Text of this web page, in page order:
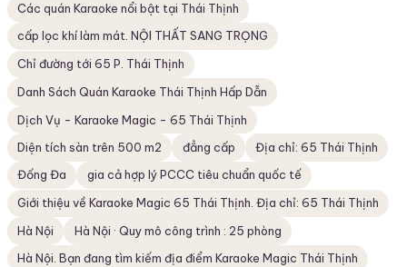
Các quán Karaoke nổi bật tại Thái Thịnh
cấp lọc khí làm mát. NỘI THẤT SANG TRỌNG
Chỉ đường tới 65 P. Thái Thịnh
Danh Sách Quán Karaoke Thái Thịnh Hấp Dẫn
Dịch Vụ - Karaoke Magic - 65 Thái Thịnh
Diện tích sàn trên 500 m2
đẳng cấp
Địa chỉ: 65 Thái Thịnh
Đống Đa
gia cả hợp lý PCCC tiêu chuẩn quốc tế
Giới thiệu về Karaoke Magic 65 Thái Thịnh. Địa chỉ: 65 Thái Thịnh
Hà Nội
Hà Nội · Quy mô công trình : 25 phòng
Hà Nội. Bạn đang tìm kiếm địa điểm Karaoke Magic Thái Thịnh